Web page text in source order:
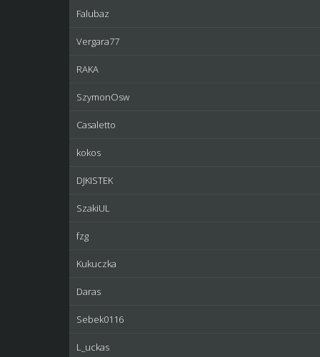
Falubaz
Vergara77
RAKA
SzymonOsw
Casaletto
kokos
DJKISTEK
SzakiUL
fzg
Kukuczka
Daras
Sebek0116
L_uckas